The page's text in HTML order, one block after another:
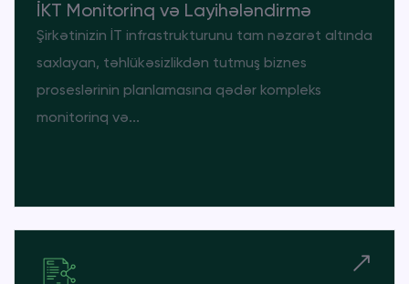
İKT Monitorinq və Layihələndirmə
Şirkətinizin İT infrastrukturunu tam nəzarət altında
saxlayan, təhlükəsizlikdən tutmuş biznes
proseslərinin planlamasına qədər kompleks
monitorinq və...